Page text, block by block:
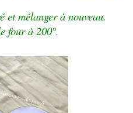
et mélanger à nouveau.
four à 200°.